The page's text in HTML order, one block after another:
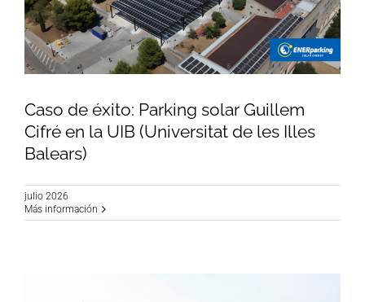
Caso de éxito: Parking solar Guillem
Cifré en la UIB (Universitat de les Illes
Balears)
julio 2026
Más información